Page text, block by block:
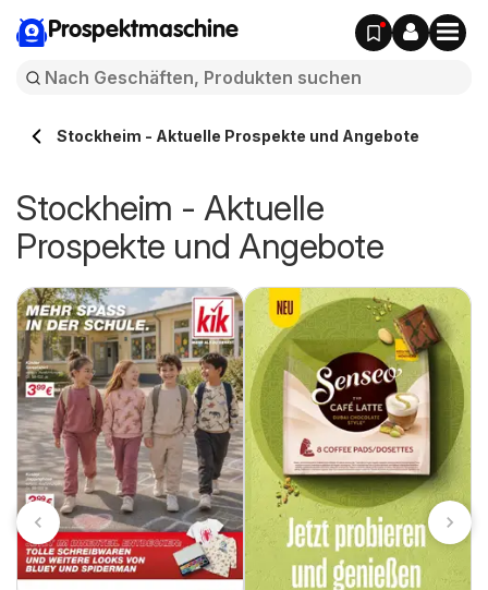
Prospektmaschine
Stockheim - Aktuelle Prospekte und Angebote
Stockheim - Aktuelle
Prospekte und Angebote